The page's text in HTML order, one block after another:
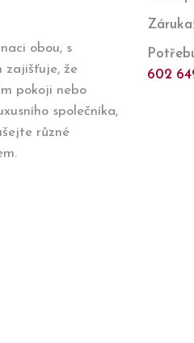
obou, s
zajišťuje, že
pokoji nebo
společníka,
různé
Záruka:
602